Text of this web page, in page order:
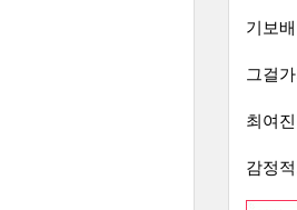
기보
그걸
최여
감정